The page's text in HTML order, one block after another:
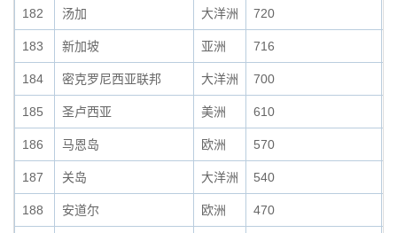
182 汤加 大洋洲 720
183 新加坡 亚洲 716
184 密克罗尼西亚联邦 大洋洲 700
185 圣卢西亚 美洲 610
186 马恩岛 欧洲 570
187 关岛 大洋洲 540
188 安道尔 欧洲 470